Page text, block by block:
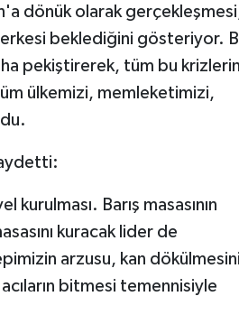
dönük olarak
beklediğini gösteriyor.
pekiştirerek, tüm bu krizlerin
ülkemizi, memleketimizi,
Barış masasının
kuracak lider de
arzusu, kan
acıların bitmesi temennisiyle